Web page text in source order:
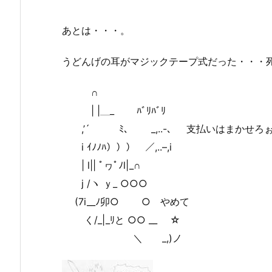
あとは・・・。
うどんげの耳がマジックテープ式だった・・・
∩
| |＿_ ﾊﾞﾘﾊﾞﾘ
,’´ ﾐ､ _,..-、 支払いはまかせろぉ
i ｲﾉﾉﾊ））） ／,..–,i
| l|| ﾟヮﾟﾉl|_∩
j /ヽ ｙ_ ○○○
(7i__ﾉ卯○ ○ やめて
く/_|_ﾘと ○○ __ ☆
＼ _,)ノ